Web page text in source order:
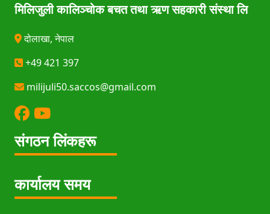
मिलिजुली कालिञ्चोक बचत तथा ऋण सहकारी संस्था लि
दोलाखा, नेपाल
+49 421 397
milijuli50.saccos@gmail.com
संगठन लिंकहरू
कार्यालय समय